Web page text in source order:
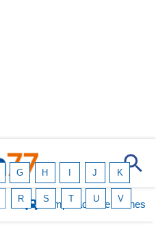
Comparador de coches
G H J K
R S T U V